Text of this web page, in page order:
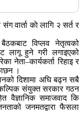
वार्ता काे लागि २ सर्त र
विप्लव नेतृत्वको
लागू हुने गरी लगाइएको
नेता–कार्यकर्ता रिहाइ र
।
दिशामा अघि बढ्न सबै
संयुक्त सरकार गठन
वैज्ञानिक समाजवाद कि
जनमतद्वारा फैसला